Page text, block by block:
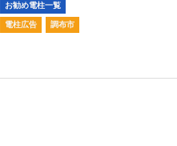
お勧め電柱一覧
電柱広告 調布市